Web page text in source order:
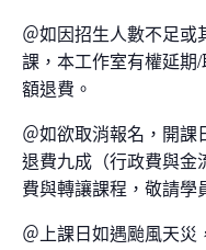
＠如因招生人數不足或
課，本工作室有權延期
額退費。
＠如欲取消報名，開課
退費九成（行政費與金
費與轉讓課程，敬請學
＠上課日如遇颱風天災